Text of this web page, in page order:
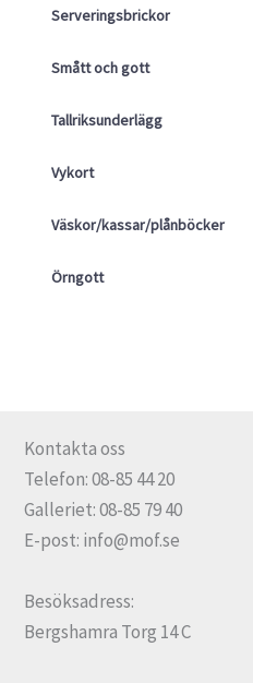
Serveringsbrickor
Smått och gott
Tallriksunderlägg
Vykort
Väskor/kassar/plånböcker
Örngott
Kontakta oss
Telefon: 08-85 44 20
Galleriet: 08-85 79 40
E-post: info@mof.se
Besöksadress:
Bergshamra Torg 14 C